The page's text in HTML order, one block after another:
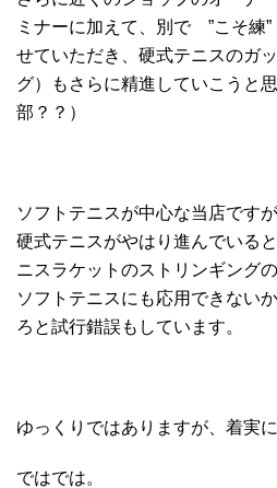
ミナーに加えて、別で ”こそ
せていただき、硬式テニスのガ
グ）もさらに精進していこうと
部？？）
ソフトテニスが中心な当店です
硬式テニスがやはり進んでいる
ニスラケットのストリンギング
ソフトテニスにも応用できない
ろと試行錯誤もしています。
ゆっくりではありますが、着実
ではでは。